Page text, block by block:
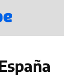
en Línea